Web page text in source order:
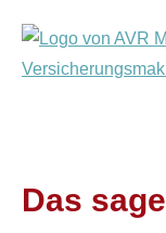
Das